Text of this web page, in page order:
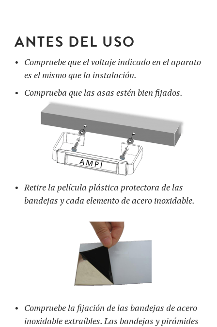
ANTES DEL USO
Compruebe que el voltaje indicado en el aparato
es el mismo que la instalación.
Comprueba que las asas estén bien fijados.
Retire la película plástica protectora de las
bandejas y cada elemento de acero inoxidable.
Compruebe la fijación de las bandejas de acero
inoxidable extraíbles. Las bandejas y pirámides